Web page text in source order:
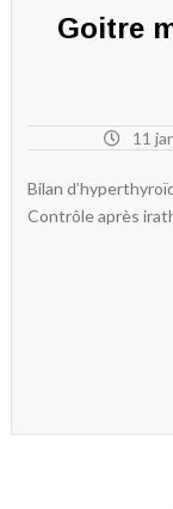
Goitre
11
Bilan
Contrôle après